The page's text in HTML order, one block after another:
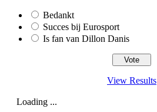
Bedankt
Succes bij Eurosport
Is fan van Dillon Danis
View Results
Loading ...